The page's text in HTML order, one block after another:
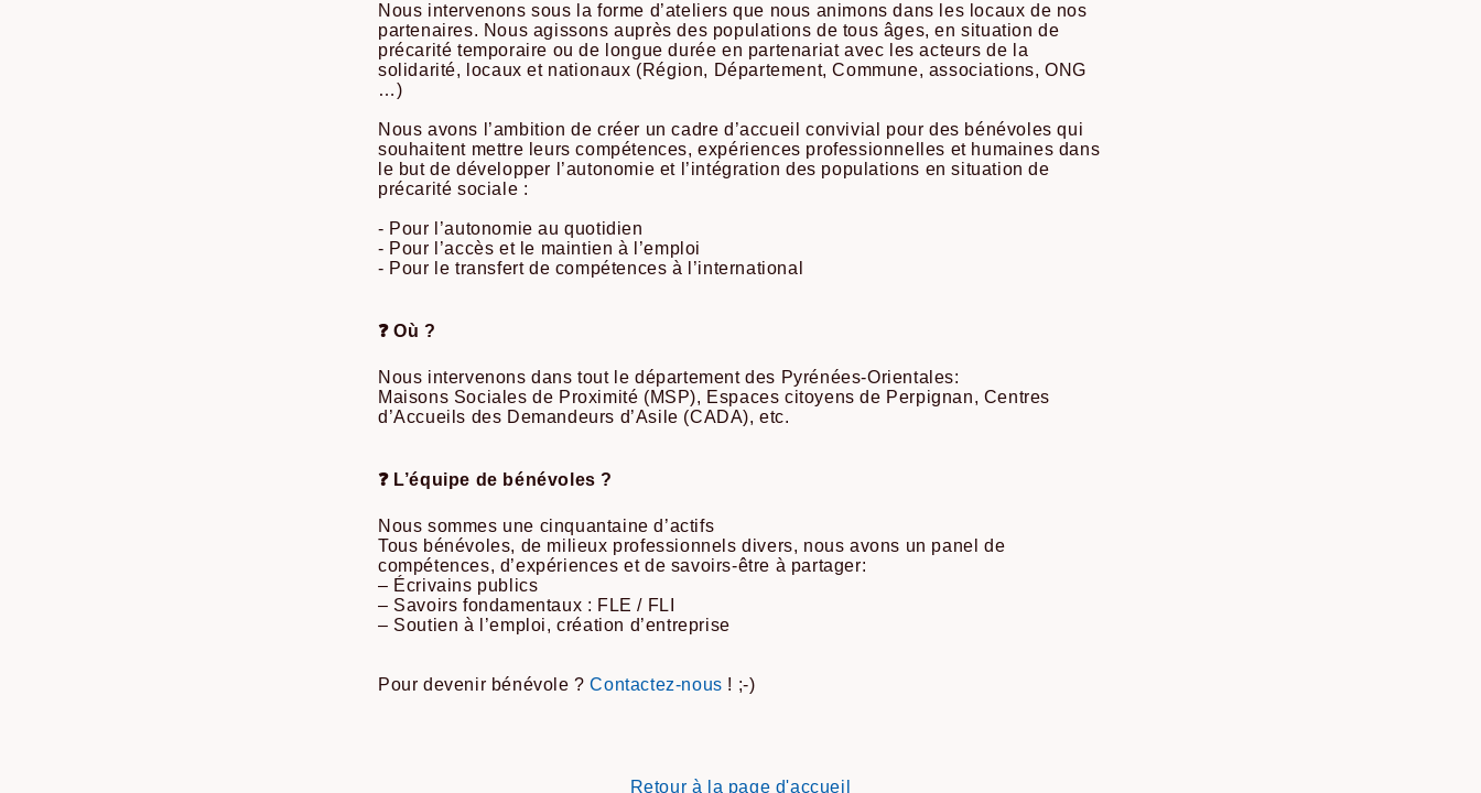
Nous intervenons sous la forme d’ateliers que nous animons dans les locaux de nos
partenaires. Nous agissons auprès des populations de tous âges, en situation de
précarité temporaire ou de longue durée en partenariat avec les acteurs de la
solidarité, locaux et nationaux (Région, Département, Commune, associations, ONG
…)
Nous avons l’ambition de créer un cadre d’accueil convivial pour des bénévoles qui
souhaitent mettre leurs compétences, expériences professionnelles et humaines dans
le but de développer l’autonomie et l’intégration des populations en situation de
précarité sociale :
- Pour l’autonomie au quotidien
- Pour l’accès et le maintien à l’emploi
- Pour le transfert de compétences à l’international
❓ Où ?
Nous intervenons dans tout le département des Pyrénées-Orientales:
Maisons Sociales de Proximité (MSP), Espaces citoyens de Perpignan, Centres
d’Accueils des Demandeurs d’Asile (CADA), etc.
❓ L’équipe de bénévoles ?
Nous sommes une cinquantaine d’actifs
Tous bénévoles, de milieux professionnels divers, nous avons un panel de
compétences, d’expériences et de savoirs-être à partager:
– Écrivains publics
– Savoirs fondamentaux : FLE / FLI
– Soutien à l’emploi, création d’entreprise
Pour devenir bénévole ?Contactez-nous ! ;-)
Retour à la page d'accueil